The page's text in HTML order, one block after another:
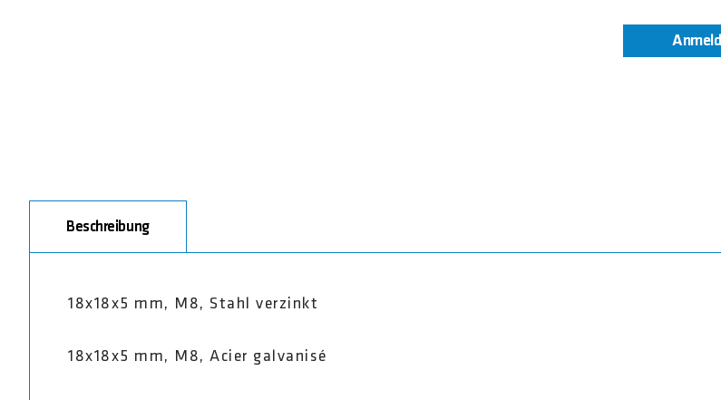
Beschreibung
18x18x5 mm, M8, Stahl verzinkt
18x18x5 mm, M8, Acier galvanisé